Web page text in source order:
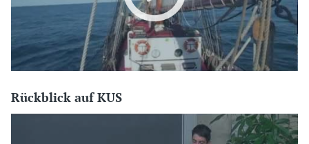
Rückblick auf KUS